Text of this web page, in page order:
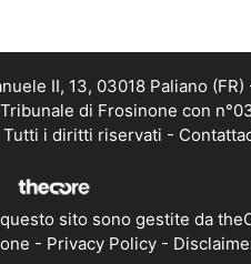
II, 13, 03018 Paliano
di Frosinone con
i diritti riservati -
sito sono gestite da
- Privacy Policy -